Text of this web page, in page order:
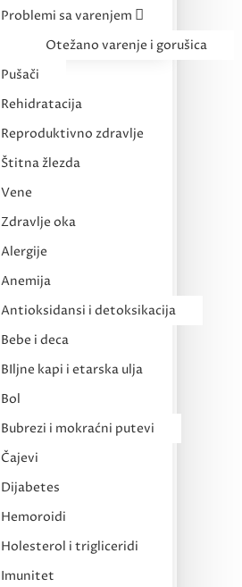
Problemi sa varenjem
Otežano varenje i gorušica
Pušači
Rehidratacija
Reproduktivno zdravlje
Štitna žlezda
Vene
Zdravlje oka
Alergije
Anemija
Antioksidansi i detoksikacija
Bebe i deca
BIljne kapi i etarska ulja
Bol
Bubrezi i mokraćni putevi
Čajevi
Dijabetes
Hemoroidi
Holesterol i trigliceridi
Imunitet